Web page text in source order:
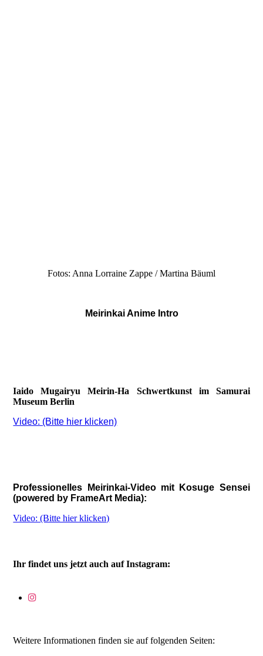
Fotos: Anna Lorraine Zappe / Martina Bäuml
Meirinkai Anime Intro
Iaido Mugairyu Meirin-Ha Schwertkunst im Samurai
Museum Berlin
Video: (Bitte hier klicken)
Professionelles Meirinkai-Video mit Kosuge Sensei
(powered by FrameArt Media):
Video: (Bitte hier klicken)
Ihr findet uns jetzt auch auf Instagram:
Weitere Informationen finden sie auf folgenden Seiten: